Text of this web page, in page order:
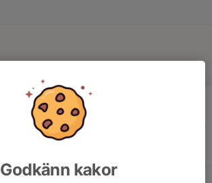
Godkänn kakor